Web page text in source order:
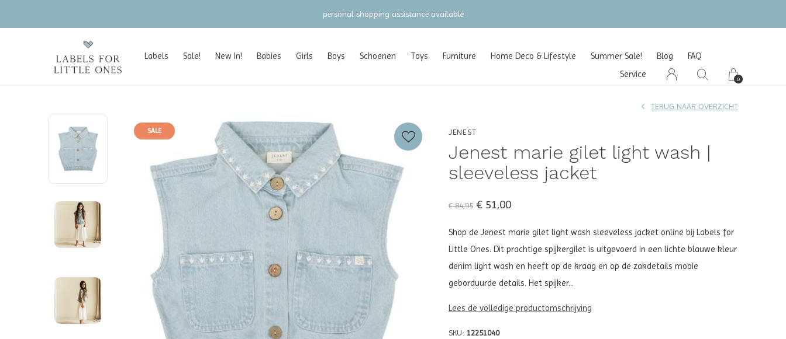
Labels Sale! New In! Babies Girls Boys Schoenen Toys Furniture Home Deco & Lifestyle Summer Sale! Blog
FAQ
Service
0
personal shopping assistance available
SALE JENEST
Jenest marie gilet light wash |
sleeveless jacket
TERUG NAAR OVERZICHT
€ 84,95 € 51,00
Shop de Jenest marie gilet light wash sleeveless jacket online bij Labels for
Little Ones. Dit prachtige spijkergilet is uitgevoerd in een lichte blauwe kleur
denim light wash en heeft op de kraag en op de zakdetails mooie
geborduurde details. Het spijker...
Lees de volledige productomschrijving
SKU: 12251040